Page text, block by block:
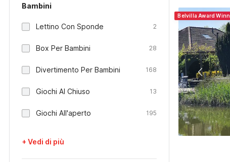
Bambini
Lettino Con Sponde 2
Box Per Bambini 28
Divertimento Per Bambini 168
Giochi Al Chiuso 13
Giochi All'aperto 195
+ Vedi di più
Belvilla Award